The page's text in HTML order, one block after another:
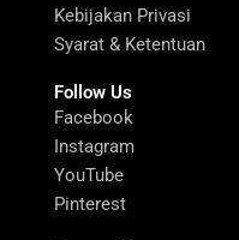
Kebijakan Privasi
Syarat & Ketentuan
Follow Us
Facebook
Instagram
YouTube
Pinterest